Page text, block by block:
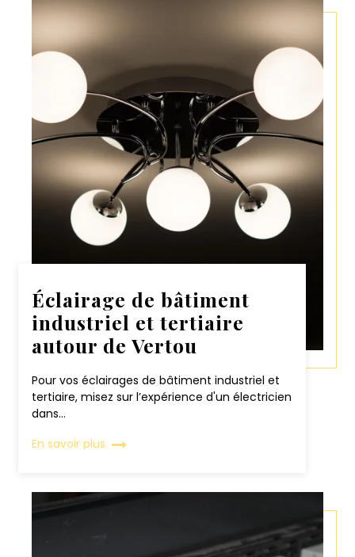
Éclairage de bâtiment
industriel et tertiaire
autour de Vertou
Pour vos éclairages de bâtiment industriel et
tertiaire, misez sur l’expérience d'un électricien
dans...
En savoir plus